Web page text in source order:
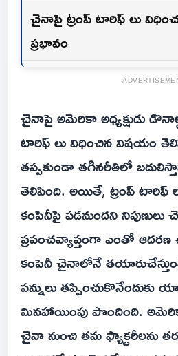
చైనాపై ట్రంప్ టారిఫ్ లు
ప్రభావం
చైనాపై అమెరికా అధ్యక్షుడు
టారిఫ్ లు విధించిన విషయం
తప్పకుండా తగినరీతిలో
తెలిపింది. అయితే, ట్రంప్ టారిఫ్
కంపెనీపై పడనుందని నిపుణులు
ప్రపంచవ్యాప్తంగా ఎంతో
కంపెనీ చైనాలోనే
పన్నులు తప్పించుకొనేందుకు
మినహాయింపు పొందింది.
చైనా నుంచి తమ ఫ్యాక్టరీలను